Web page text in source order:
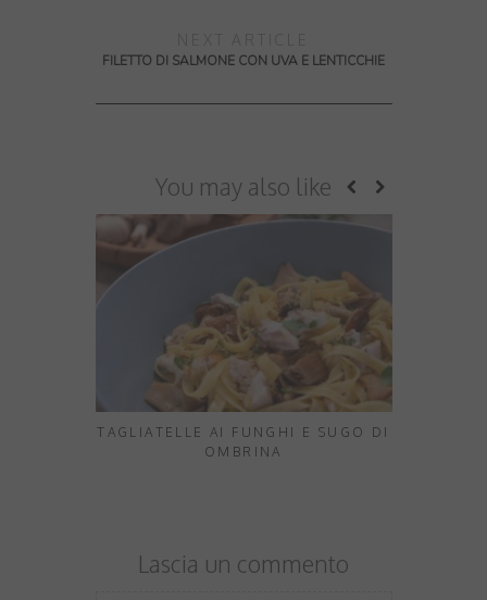
FILETTO DI SALMONE CON UVA E LENTICCHIE
You may also like
TAGLIATELLE AI FUNGHI E SUGO DI
OMBRINA
Lascia un commento